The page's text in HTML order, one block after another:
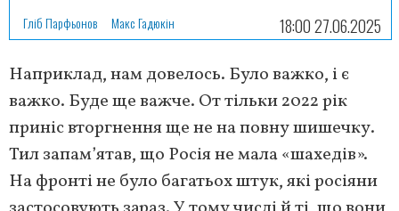
Гліб Парфьонов Макс Гадюкін 18:00 27.06.2025
Наприклад, нам довелось. Було важко, і є
важко. Буде ще важче. От тільки 2022 рік
приніс вторгнення ще не на повну шишечку.
Тил запам’ятав, що Росія не мала «шахедів».
На фронті не було багатьох штук, які росіяни